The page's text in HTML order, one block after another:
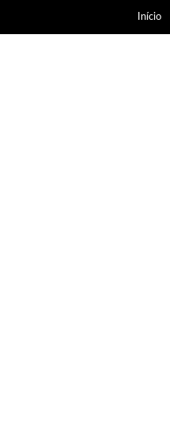
Início